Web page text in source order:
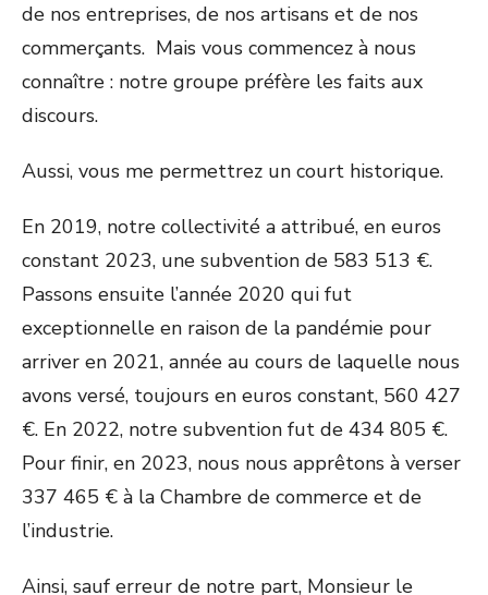
de nos entreprises, de nos artisans et de nos
commerçants. Mais vous commencez à nous
connaître : notre groupe préfère les faits aux
discours.
Aussi, vous me permettrez un court historique.
En 2019, notre collectivité a attribué, en euros
constant 2023, une subvention de 583 513 €.
Passons ensuite l’année 2020 qui fut
exceptionnelle en raison de la pandémie pour
arriver en 2021, année au cours de laquelle nous
avons versé, toujours en euros constant, 560 427
€. En 2022, notre subvention fut de 434 805 €.
Pour finir, en 2023, nous nous apprêtons à verser
337 465 € à la Chambre de commerce et de
l’industrie.
Ainsi, sauf erreur de notre part, Monsieur le